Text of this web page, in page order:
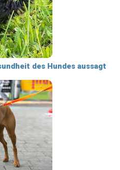
des Hundes aussagt